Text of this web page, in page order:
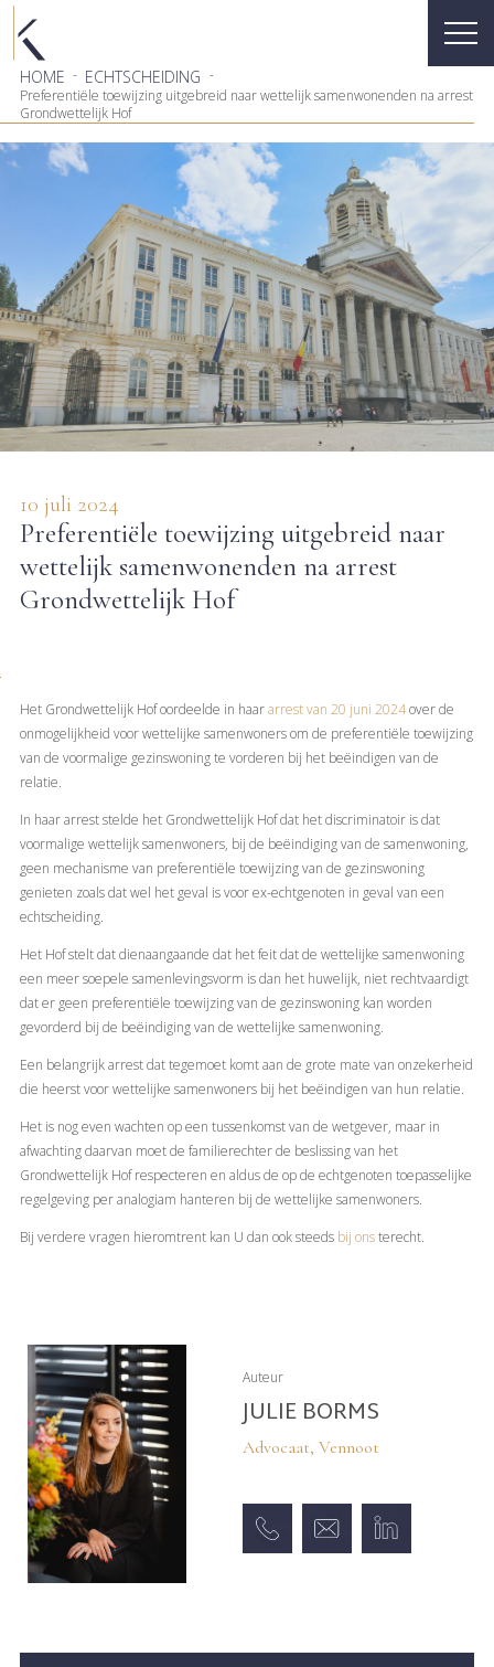
HOME - ECHTSCHEIDING -
Preferentiële toewijzing uitgebreid naar wettelijk samenwonenden na arrest
Grondwettelijk Hof
10 juli 2024
Preferentiële toewijzing uitgebreid naar
wettelijk samenwonenden na arrest
Grondwettelijk Hof
Het Grondwettelijk Hof oordeelde in haararrest van 20 juni 2024over de
onmogelijkheid voor wettelijke samenwoners om de preferentiële toewijzing
van de voormalige gezinswoning te vorderen bij het beëindigen van de
relatie.
In haar arrest stelde het Grondwettelijk Hof dat het discriminatoir is dat
voormalige wettelijk samenwoners, bij de beëindiging van de samenwoning,
geen mechanisme van preferentiële toewijzing van de gezinswoning
genieten zoals dat wel het geval is voor ex-echtgenoten in geval van een
echtscheiding.
Het Hof stelt dat dienaangaande dat het feit dat de wettelijke samenwoning
een meer soepele samenlevingsvorm is dan het huwelijk, niet rechtvaardigt
dat er geen preferentiële toewijzing van de gezinswoning kan worden
gevorderd bij de beëindiging van de wettelijke samenwoning.
Een belangrijk arrest dat tegemoet komt aan de grote mate van onzekerheid
die heerst voor wettelijke samenwoners bij het beëindigen van hun relatie.
Het is nog even wachten op een tussenkomst van de wetgever, maar in
afwachting daarvan moet de familierechter de beslissing van het
Grondwettelijk Hof respecteren en aldus de op de echtgenoten toepasselijke
regelgeving per analogiam hanteren bij de wettelijke samenwoners.
Bij verdere vragen hieromtrent kan U dan ook steeds bij onsterecht.
Auteur
JULIE BORMS
Advocaat, Vennoot